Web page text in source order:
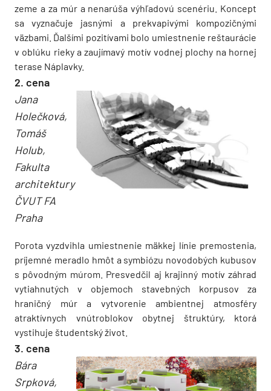
zeme a za múr a nenarúša výhľadovú scenériu. Koncept
sa vyznačuje jasnými a prekvapivými kompozičnými
väzbami. Ďalšími pozitívami bolo umiestnenie reštaurácie
v oblúku rieky a zaujímavý motív vodnej plochy na hornej
terase Náplavky.
2. cena
Jana
Holečková,
Tomáš
Holub,
Fakulta
architektury
ČVUT FA
Praha
Porota vyzdvihla umiestnenie mäkkej línie premostenia,
príjemné meradlo hmôt a symbiózu novodobých kubusov
s pôvodným múrom. Presvedčil aj krajinný motív záhrad
vytiahnutých v objemoch stavebných korpusov za
hraničný múr a vytvorenie ambientnej atmosféry
atraktívnych vnútroblokov obytnej štruktúry, ktorá
vystihuje študentský život.
3. cena
Bára
Srpková,